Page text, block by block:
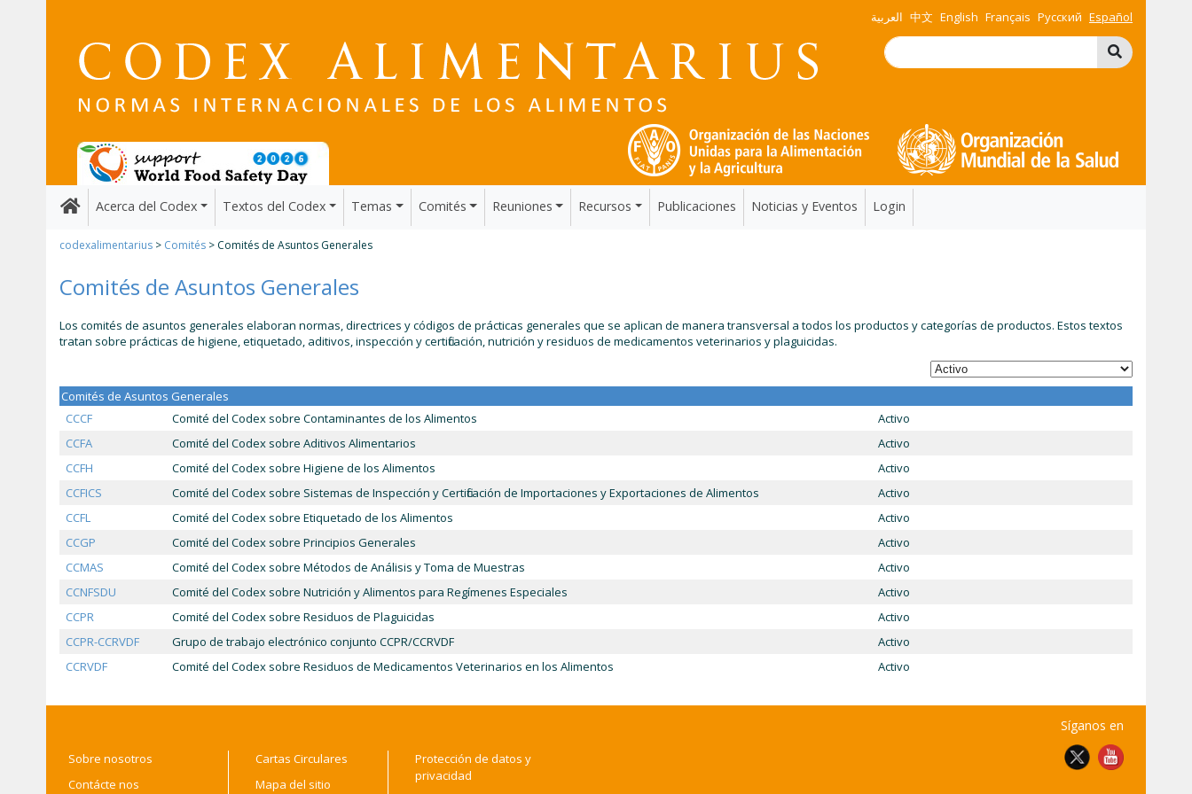
العربية 中文 English Français Русский Español
Acerca del Codex Textos del Codex Temas Comités Reuniones Recursos Publicaciones Noticias y Eventos Login
codexalimentarius > Comités > Comités de Asuntos Generales
Comités de Asuntos Generales
Los comités de asuntos generales elaboran normas, directrices y códigos de prácticas generales que se aplican de manera transversal a todos los productos y categorías de productos. Estos textos
tratan sobre prácticas de higiene, etiquetado, aditivos, inspección y certificación, nutrición y residuos de medicamentos veterinarios y plaguicidas.
Comités de Asuntos Generales
CCCF
Comité del Codex sobre Contaminantes de los Alimentos
Activo
CCFA
Comité del Codex sobre Aditivos Alimentarios
Activo
CCFH
Comité del Codex sobre Higiene de los Alimentos
Activo
CCFICS
Comité del Codex sobre Sistemas de Inspección y Certificación de Importaciones y Exportaciones de Alimentos
Activo
CCFL
Comité del Codex sobre Etiquetado de los Alimentos
Activo
CCGP
Comité del Codex sobre Principios Generales
Activo
CCMAS
Comité del Codex sobre Métodos de Análisis y Toma de Muestras
Activo
CCNFSDU
Comité del Codex sobre Nutrición y Alimentos para Regímenes Especiales
Activo
CCPR
Comité del Codex sobre Residuos de Plaguicidas
Activo
CCPR-CCRVDF
Grupo de trabajo electrónico conjunto CCPR/CCRVDF
Activo
CCRVDF
Comité del Codex sobre Residuos de Medicamentos Veterinarios en los Alimentos Activo
Sobre nosotros
Contácte nos
Cartas Circulares
Mapa del sitio
Protección de datos y
privacidad
Síganos en